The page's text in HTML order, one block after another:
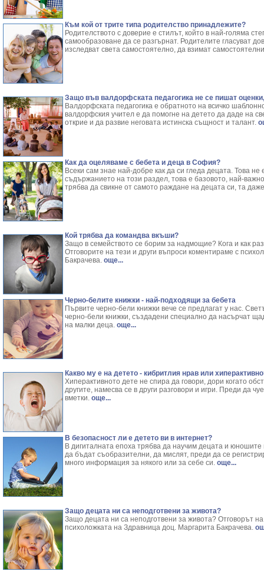
Към кой от трите типа родителство принадлежите?
Родителството с доверие е стилът, който в най-голяма
самообразоване да се разгърнат. Родителите гласуват
изследват света самостоятелно, да взимат
Защо във валдорфската педагогика не се пишат
Валдорфската педагогика е обратното на всичко
валдорфския учител е да помогне на детето да даде на
открие и да развие неговата истинска същност и талант.
Как да оцеляваме с бебета и деца в София?
Всеки сам знае най-добре как да си гледа децата. Това
съдържанието на този раздел, това е базовото, най-
трябва да свикне от самото раждане на децата си, та
Кой трябва да командва вкъши?
Защо в семейството се борим за надмощие? Кога и как
Отговорите на тези и други въпроси коментираме с
Бакрачева. още...
Черно-белите книжки - най-подходящи за бебета
Първите черно-бели книжки вече се предлагат у нас.
черно-бели книжки, създадени специално да насърчат
на малки деца. още...
Какво му е на детето - кибритлия нрав или
Хиперактивното дете не спира да говори, дори когато
другите, намесва се в други разговори и игри. Преди да
вметки. още...
В безопасност ли е детето ви в интернет?
В дигиталната епоха трябва да научим децата и юношите
да бъдат съобразителни, да мислят, преди да се
много информация за някого или за себе си. още...
Защо децата ни са неподготвени за живота?
Защо децата ни са неподготвени за живота? Отговорът
психоложката на Здравница доц. Маргарита Бакрачева.